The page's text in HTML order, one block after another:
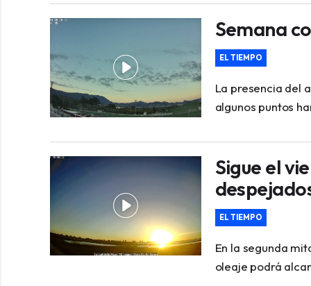
Semana
EL TIEMPO
La presencia del
algunos puntos
Sigue el
EL TIEMPO
En la segunda
oleaje podrá